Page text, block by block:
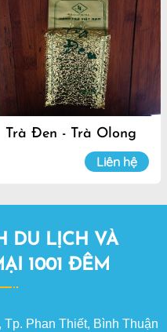
Trà Đen - Trà Olong
Liên hệ
DU LỊCH VÀ
1001 ĐÊM
Phan Thiết, Bình Thuận